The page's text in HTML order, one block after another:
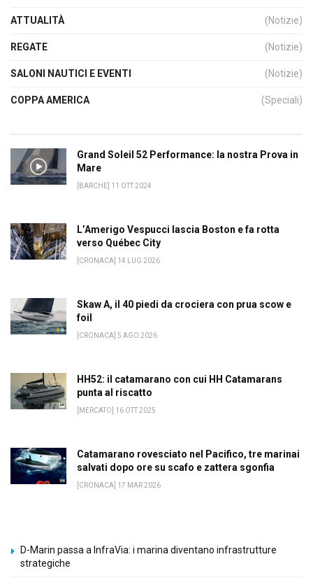
ATTUALITÀ (Notizie)
REGATE (Notizie)
SALONI NAUTICI E EVENTI (Notizie)
COPPA AMERICA (Speciali)
Grand Soleil 52 Performance: la nostra Prova in
Mare
[BARCHE] 11 OTT 2024
L’Amerigo Vespucci lascia Boston e fa rotta
verso Québec City
[CRONACA] 14 LUG 2026
Skaw A, il 40 piedi da crociera con prua scow e
foil
[CRONACA] 5 AGO 2026
HH52: il catamarano con cui HH Catamarans
punta al riscatto
[MERCATO] 16 OTT 2025
Catamarano rovesciato nel Pacifico, tre marinai
salvati dopo ore su scafo e zattera sgonfia
[CRONACA] 17 MAR 2026
D-Marin passa a InfraVia: i marina diventano infrastrutture
strategiche